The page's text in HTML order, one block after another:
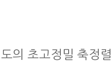
의 초고정밀 축정렬